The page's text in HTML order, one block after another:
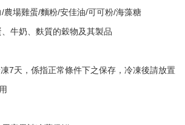
農場雞蛋/麵粉/安佳油/可可粉/海藻糖
牛奶、麩質的穀物及其製品
7天，係指正常條件下之保存，冷凍後請放置